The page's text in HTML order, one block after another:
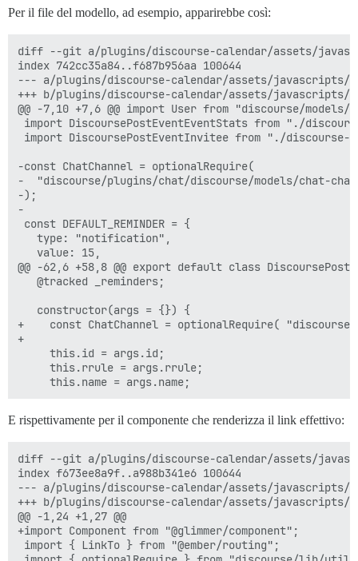
Per il file del modello, ad esempio, apparirebbe così:
diff --git a/plugins/discourse-calendar/assets/
index 742cc35a84..f687b956aa 100644
--- a/plugins/discourse-calendar/assets/javascripts/
+++ b/plugins/discourse-calendar/assets/javascripts/
@@ -7,10 +7,6 @@ import User from "discourse/models/
import DiscoursePostEventEventStats from "./
import DiscoursePostEventInvitee from "./
-const ChatChannel = optionalRequire(
-  "discourse/plugins/chat/discourse/models/chat-
-);
-
const DEFAULT_REMINDER = {
   type: "notification",
   value: 15,
@@ -62,6 +58,8 @@ export default class
   @tracked _reminders;
   constructor(args = {}) {
+    const ChatChannel = optionalRequire(
+
     this.id = args.id;
     this.rrule = args.rrule;
E rispettivamente per il componente che renderizza il link effettivo:
diff --git a/plugins/discourse-calendar/assets/
index f673ee8a9f..a988b341e6 100644
--- a/plugins/discourse-calendar/assets/javascripts/
+++ b/plugins/discourse-calendar/assets/javascripts/
@@ -1,24 +1,27 @@
+import Component from "@glimmer/component";
import { LinkTo } from "@ember/routing";